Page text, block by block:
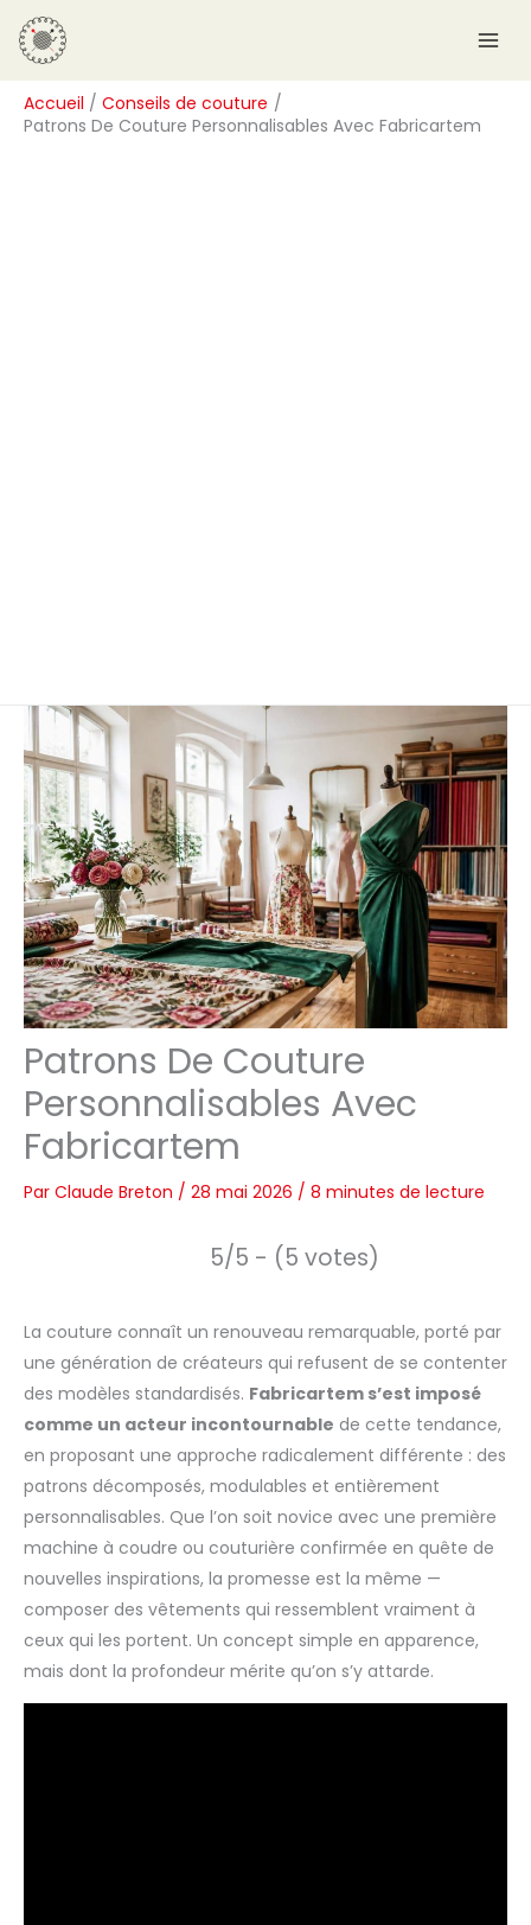
Aller
au
contenu
Accueil
Conseils de couture
Patrons De Couture Personnalisables Avec Fabricartem
Patrons De Couture
Personnalisables Avec
Fabricartem
Par Claude Breton / 28 mai 2026 / 8 minutes de lecture
5/5 - (5 votes)
La couture connaît un renouveau remarquable, porté par
une génération de créateurs qui refusent de se contenter
des modèles standardisés. Fabricartem s’est imposé
comme un acteur incontournable de cette tendance,
en proposant une approche radicalement différente : des
patrons décomposés, modulables et entièrement
personnalisables. Que l’on soit novice avec une première
machine à coudre ou couturière confirmée en quête de
nouvelles inspirations, la promesse est la même —
composer des vêtements qui ressemblent vraiment à
ceux qui les portent. Un concept simple en apparence,
mais dont la profondeur mérite qu’on s’y attarde.
R
e
c
h